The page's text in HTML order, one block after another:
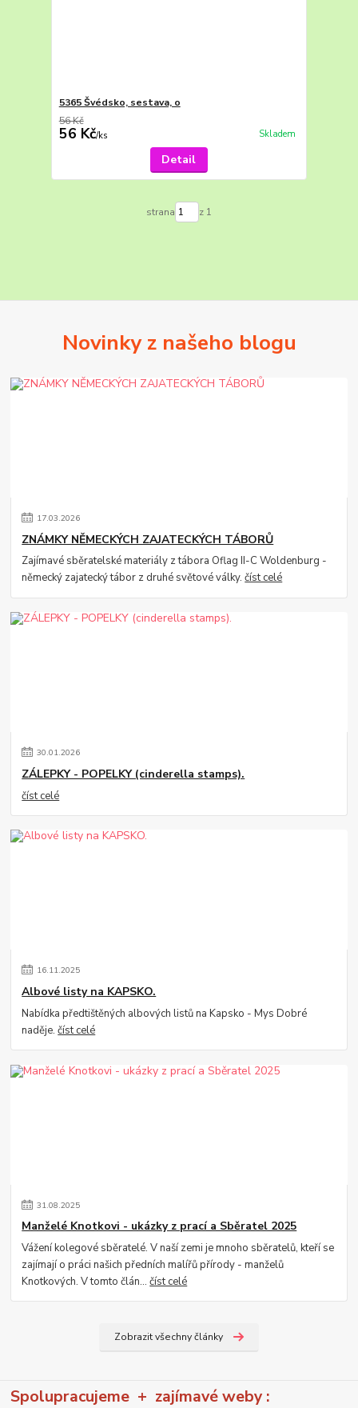
5365 Švédsko, sestava, o
56 Kč
56 Kč/ks Skladem
Detail
strana z 1
Novinky z našeho blogu
17.03.2026
ZNÁMKY NĚMECKÝCH ZAJATECKÝCH TÁBORŮ
Zajímavé sběratelské materiály z tábora Oflag II-C Woldenburg -
německý zajatecký tábor z druhé světové války.číst celé
30.01.2026
ZÁLEPKY - POPELKY (cinderella stamps).
číst celé
16.11.2025
Albové listy na KAPSKO.
Nabídka předtištěných albových listů na Kapsko - Mys Dobré
naděje.číst celé
31.08.2025
Manželé Knotkovi - ukázky z prací a Sběratel 2025
Vážení kolegové sběratelé. V naší zemi je mnoho sběratelů, kteří se
zajímají o práci našich předních malířů přírody - manželů
Knotkových. V tomto člán...číst celé
Zobrazit všechny články
Spolupracujeme + zajímavé weby :